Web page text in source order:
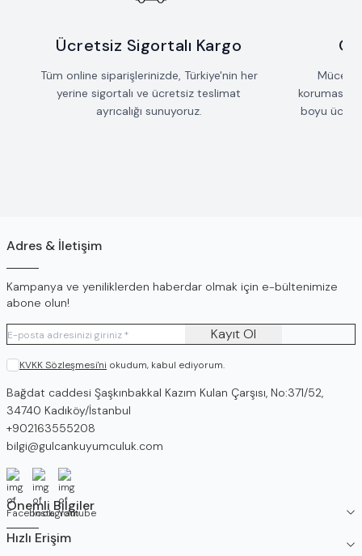
Ücretsiz Sigortalı Kargo
Tüm online siparişlerinizde, Türkiye'nin her
yerine sigortalı ve ücretsiz teslimat
ayrıcalığı sunuyoruz.
koruması
boyu
Adres & İletişim
Kampanya ve yeniliklerden haberdar olmak için e-bültenimize
abone olun!
Kayıt Ol
KVKK Sözleşmesi'ni okudum, kabul ediyorum.
Adres
Bağdat caddesi Şaşkınbakkal Kazım Kulan Çarşısı, No:371/52,
34740 Kadıköy/İstanbul
Telefon
+902163555208
E-Posta
bilgi@gulcankuyumculuk.com
Facebook
İnstagramYoutube
Önemli Bilgiler
Hızlı Erişim